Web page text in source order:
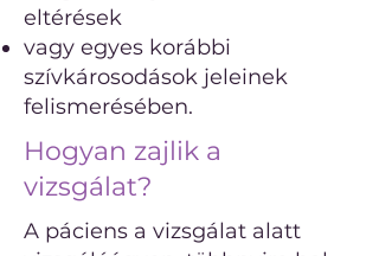
eltérések
vagy egyes korábbi
szívkárosodások jeleinek
felismerésében.
Hogyan zajlik a
vizsgálat?
A páciens a vizsgálat alatt